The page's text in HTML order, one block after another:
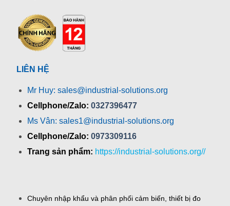
LIÊN HỆ
Mr Huy: sales@industrial-solutions.org
Cellphone/Zalo: 0327396477
Ms Vân: sales1@industrial-solutions.org
Cellphone/Zalo: 0973309116
Trang sản phẩm: https://industrial-solutions.org//
Chuyên nhập khẩu và phân phối cảm biến, thiết bị đo